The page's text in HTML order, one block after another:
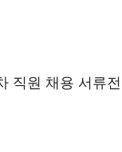
직원 채용 서류전